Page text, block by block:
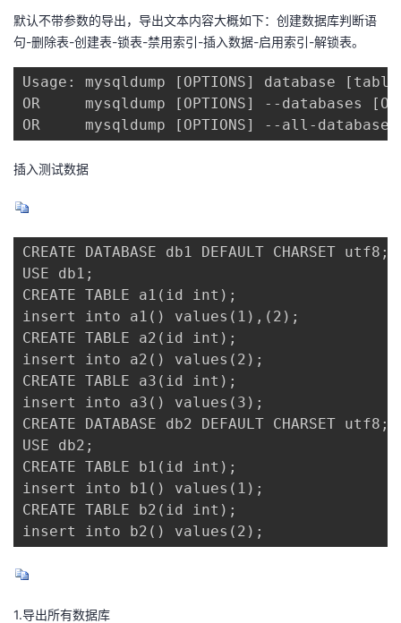
我
的
博
客
我
的
论
我
的
我
我
的
开
发
者
学
堂
我
我
的
Programs
我
的
支
持
的
我
默认不带参数的导出，导出文本内容大概如下：创建数据库判断语
句-删除表-创建表-锁表-禁用索引-插入数据-启用索引-解锁表。
Usage: mysqldump [OPTIONS] database
OR     mysqldump [OPTIONS] --databases
OR     mysqldump [OPTIONS] --all-databases
插入测试数据
CREATE DATABASE db1 DEFAULT CHARSET utf8;
USE db1;
CREATE TABLE a1(id int);
insert into a1() values(1),(2);
CREATE TABLE a2(id int);
insert into a2() values(2);
CREATE TABLE a3(id int);
insert into a3() values(3);
CREATE DATABASE db2 DEFAULT CHARSET utf8;
USE db2;
CREATE TABLE b1(id int);
insert into b1() values(1);
CREATE TABLE b2(id int);
insert into b2() values(2);
1.导出所有数据库